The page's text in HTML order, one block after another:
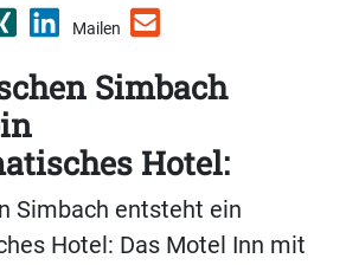
Mailen
Simbach
Hotel:
Simbach entsteht ein
Hotel: Das Motel Inn mit